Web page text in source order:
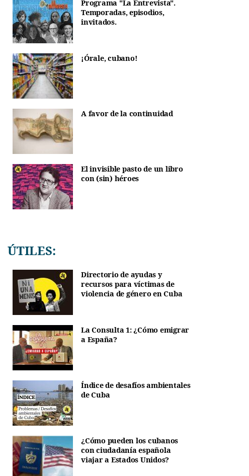
Programa "La Entrevista".
Temporadas, episodios,
invitados.
¡Órale, cubano!
A favor de la continuidad
El invisible pasto de un libro
con (sin) héroes
ÚTILES:
Directorio de ayudas y
recursos para víctimas de
violencia de género en Cuba
La Consulta 1: ¿Cómo emigrar
a España?
Índice de desafíos ambientales
de Cuba
¿Cómo pueden los cubanos
con ciudadanía española
viajar a Estados Unidos?